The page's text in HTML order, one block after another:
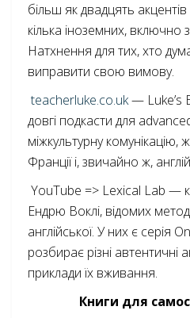
більш як двадцять акцентів
кілька іноземних, включно
Натхнення для тих, хто
виправити свою вимову.
teacherluke.co.uk— Luke’s
довгі подкасти для
міжкультурну комунікацію,
Франції і, звичайно ж,
YouTube => Lexical Lab —
Ендрю Воклі, відомих
англійської. У них є серія
розбирає різні автентичні
приклади їх вживання.
Книги для